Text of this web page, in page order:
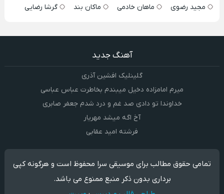
مجید رضوی
ماهان خادمی ماکان بند گرشا رضایی
آهنگ جدید
گلینلیک افشین آذری
میرم امامزاده دخیل میبندم بخاطرت عباس عباسی
خداوندا تو دادی صد غم و درد شدم جعفر صابری
آخ اگه میشد مهریار
فرشته امید عقابی
تمامی حقوق مطالب برای موسیقی سرا محفوظ است و هرگونه کپی
برداری بدون ذکر منبع ممنوع می باشد.